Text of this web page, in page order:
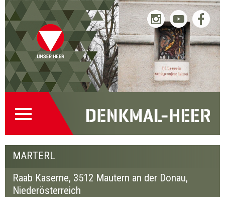
Startseite
(0)
Direkt
zur
Navigation
Direkt
zum
Inhalt
Zur
Denkmalsuche
(1)
Kontakt
(2)
MARTERL
Raab Kaserne, 3512 Mautern an der Donau,
Niederösterreich
Weiter »
« Zurück
Raab Kaserne
Marterl
Raab Kaserne
Marterl